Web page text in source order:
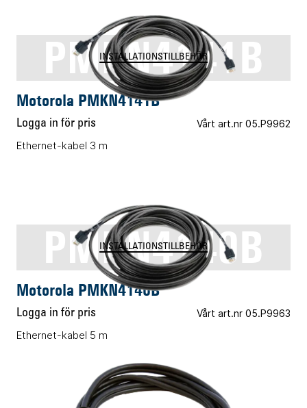
PMKN4141B
INSTALLATIONSTILLBEHÖR
Motorola PMKN4141B
Logga in för pris Vårt art.nr 05.P9962
Ethernet-kabel 3 m
PMKN4140B
INSTALLATIONSTILLBEHÖR
Motorola PMKN4140B
Logga in för pris Vårt art.nr 05.P9963
Ethernet-kabel 5 m